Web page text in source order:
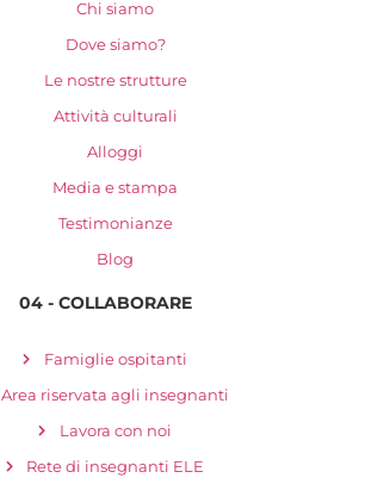
Chi siamo
Dove siamo?
Le nostre strutture
Attività culturali
Alloggi
Media e stampa
Testimonianze
Blog
04 - COLLABORARE
Famiglie ospitanti
Area riservata agli insegnanti
Lavora con noi
Rete di insegnanti ELE